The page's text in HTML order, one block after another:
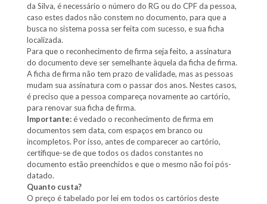
da Silva, é necessário o número do RG ou do CPF da pessoa,
caso estes dados não constem no documento, para que a
busca no sistema possa ser feita com sucesso, e sua ficha
localizada.
Para que o reconhecimento de firma seja feito, a assinatura
do documento deve ser semelhante àquela da ficha de firma.
A ficha de firma não tem prazo de validade, mas as pessoas
mudam sua assinatura com o passar dos anos. Nestes casos,
é preciso que a pessoa compareça novamente ao cartório,
para renovar sua ficha de firma.
Importante:é vedado o reconhecimento de firma em
documentos sem data, com espaços em branco ou
incompletos. Por isso, antes de comparecer ao cartório,
certifique-se de que todos os dados constantes no
documento estão preenchidos e que o mesmo não foi pós-
datado.
Quanto custa?
O preço é tabelado por lei em todos os cartórios deste